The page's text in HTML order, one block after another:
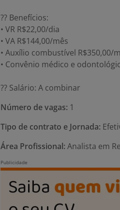
?? Benefícios:
• VR R$22,00/dia
• VA R$144,00/mês
• Auxílio combustível R$350,00/
• Convênio médico e
?? Salário: A combinar
Número de vagas: 1
Tipo de contrato e Jornada:
Área Profissional: Analista em